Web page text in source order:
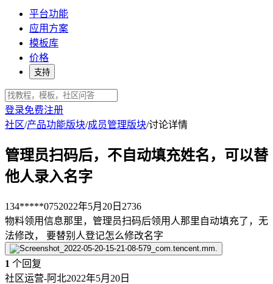
平台功能
应用方案
模板库
价格
支持
登录免费注册
社区/产品功能版块/成员管理版块/讨论详情
管理员扫码后，不自动填充姓名，可以替
他人录入名字
134*****0752022年5月20日 2736
物料领用信息那里，管理员扫码后领用人那里自动填充了，无
法修改， 要替别人登记怎么修改名字
1 个回复
社区运营-阿北2022年5月20日